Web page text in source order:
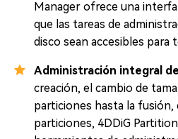
Manager ofrece una
que las tareas de
disco sean accesibles para
Administración integral
creación, el cambio de
particiones hasta la fusión,
particiones, 4DDiG